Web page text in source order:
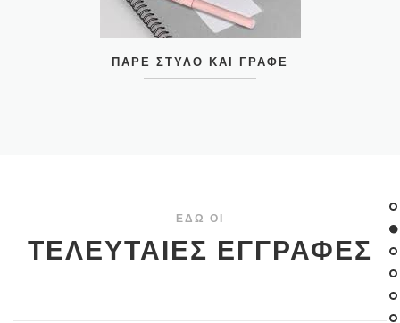
ΠΆΡΕ ΣΤΥΛΌ ΚΑΙ ΓΡΆΦΕ
ΕΔΩ ΟΙ
ΤΕΛΕΥΤΑΙΕΣ ΕΓΓΡΑΦΕΣ